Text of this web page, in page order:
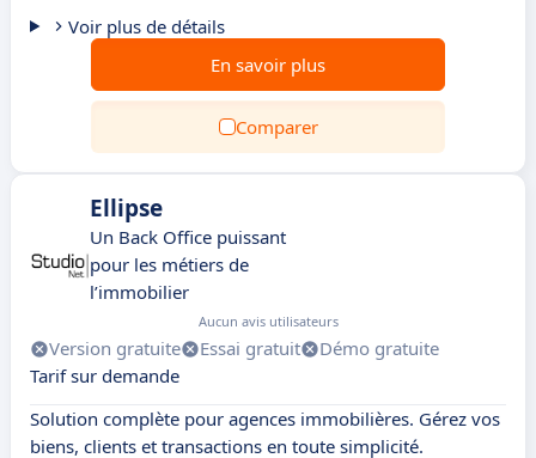
Voir plus de détails
En savoir plus
Comparer
Ellipse
Un Back Office puissant
pour les métiers de
l’immobilier
Aucun avis utilisateurs
Version gratuite Essai gratuit
Démo gratuite
Tarif sur demande
Solution complète pour agences immobilières. Gérez vos
biens, clients et transactions en toute simplicité.